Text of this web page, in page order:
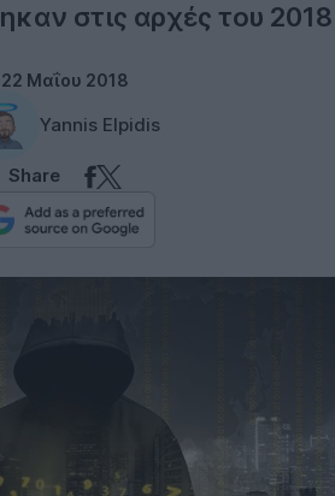
στις αρχές του 2018
22 Μαΐου 2018
Yannis Elpidis
Share